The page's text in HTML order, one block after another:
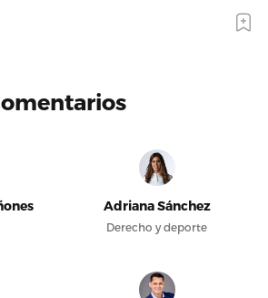
Adriana Sánchez
Derecho y deporte